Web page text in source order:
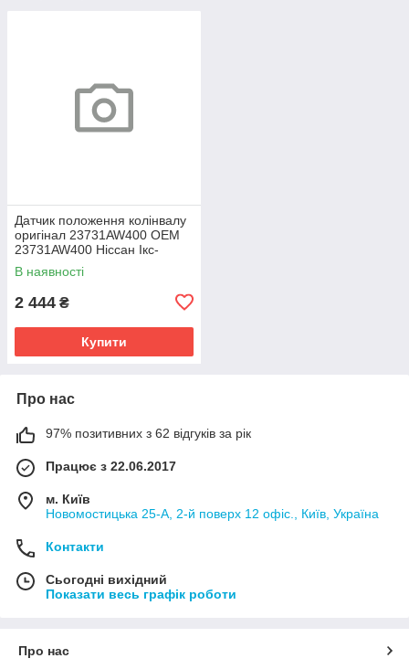
Датчик положення колінвалу
оригінал 23731AW400 OEM
23731AW400 Ніссан Ікс-
Трейл 2001-2013
В наявності
2 444 ₴
Купити
Про нас
97% позитивних з 62 відгуків за рік
Працює з 22.06.2017
м. Київ
Новомостицька 25-А, 2-й поверх 12 офіс., Київ, Україна
Контакти
Сьогодні вихідний
Показати весь графік роботи
Про нас